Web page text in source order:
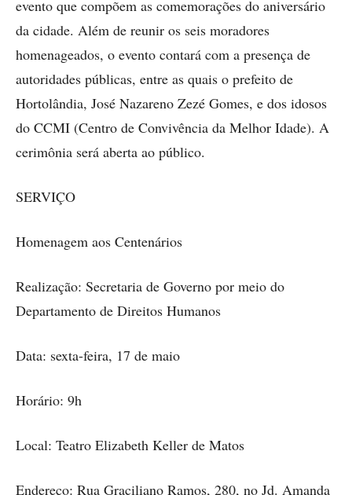
evento que compõem as comemorações do aniversário
da cidade. Além de reunir os seis moradores
homenageados, o evento contará com a presença de
autoridades públicas, entre as quais o prefeito de
Hortolândia, José Nazareno Zezé Gomes, e dos idosos
do CCMI (Centro de Convivência da Melhor Idade). A
cerimônia será aberta ao público.
SERVIÇO
Homenagem aos Centenários
Realização: Secretaria de Governo por meio do
Departamento de Direitos Humanos
Data: sexta-feira, 17 de maio
Horário: 9h
Local: Teatro Elizabeth Keller de Matos
Endereço: Rua Graciliano Ramos, 280, no Jd. Amanda